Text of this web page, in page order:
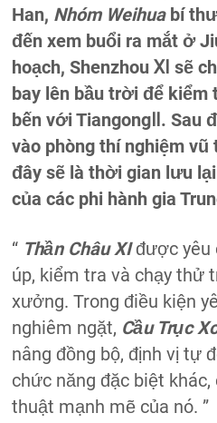
Han, Nhóm Weihua bí
đến xem buổi ra mắt ở
hoạch, Shenzhou Ⅺ sẽ
bay lên bầu trời để kiểm
bến với TiangongⅡ. Sau
vào phòng thí nghiệm vũ
đây sẽ là thời gian lưu
của các phi hành gia
“ Thần Châu XIđược yêu
úp, kiểm tra và chạy thử
xưởng. Trong điều kiện
nghiêm ngặt, Cầu Trục
nâng đồng bộ, định vị tự
chức năng đặc biệt
thuật mạnh mẽ của nó. ”